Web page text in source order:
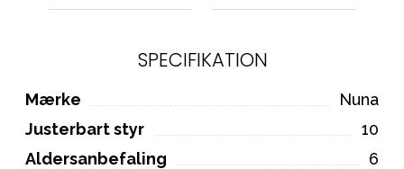
SPECIFIKATION
Mærke
Nuna
Justerbart styr
10
Aldersanbefaling
6